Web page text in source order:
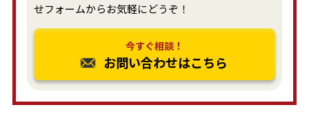
せフォームからお気軽にどうぞ！
今すぐ相談！
お問い合わせはこちら